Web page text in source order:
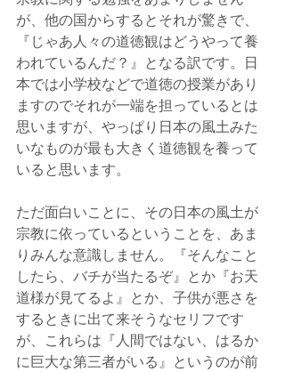
が、他の国からするとそれが驚きで、
『じゃあ人々の道徳観はどうやって養
われているんだ？』となる訳です。日
本では小学校などで道徳の授業があり
ますのでそれが一端を担っているとは
思いますが、やっぱり日本の風土みた
いなものが最も大きく道徳観を養って
いると思います。
ただ面白いことに、その日本の風土が
宗教に依っているということを、あま
りみんな意識しません。『そんなこと
したら、バチが当たるぞ』とか『お天
道様が見てるよ』とか、子供が悪さを
するときに出て来そうなセリフです
が、これらは『人間ではない、はるか
に巨大な第三者がいる』というのが前